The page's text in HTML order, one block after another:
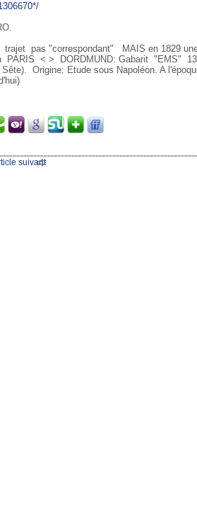
trajet pas "correspondant" MAIS en 1829
PARIS < > DORDMUND: Gabarit "EMS"
Origine: Etude sous Napoléon. A
suivant